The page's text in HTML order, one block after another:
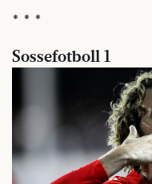
* * *
Sossefotboll 1